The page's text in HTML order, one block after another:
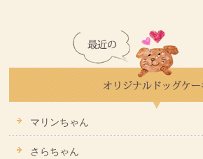
マリンちゃん
さらちゃん